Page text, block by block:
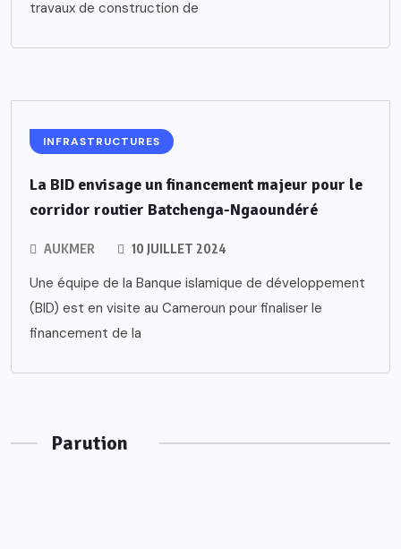
travaux de construction de
INFRASTRUCTURES
La BID envisage un financement majeur pour le
corridor routier Batchenga-Ngaoundéré
AUKMER 10 JUILLET 2024
Une équipe de la Banque islamique de développement
(BID) est en visite au Cameroun pour finaliser le
financement de la
Parution